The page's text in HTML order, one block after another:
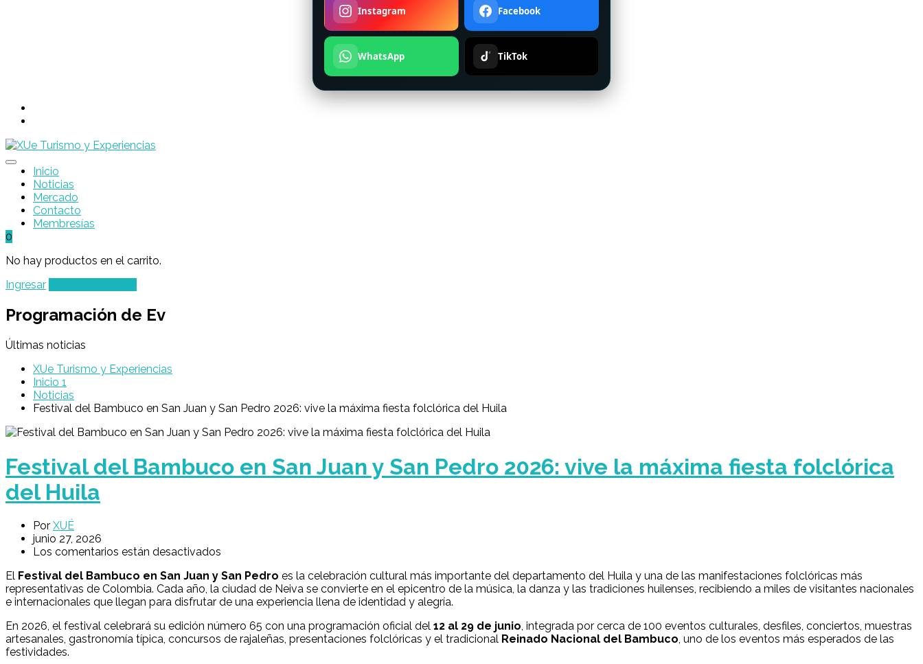
Instagram Facebook
WhatsApp TikTok
Inicio
Noticias
Mercado
Contacto
Membresías
0
No hay productos en el carrito.
Ingresar
Programación de Ev
Últimas noticias
XUe Turismo y Experiencias
Inicio 1
Noticias
Festival del Bambuco en San Juan y San Pedro 2026: vive la máxima fiesta folclórica del Huila
Festival del Bambuco en San Juan y San Pedro 2026: vive la máxima fiesta folclórica
del Huila
Por XUÉ
junio 27, 2026
Los comentarios están desactivados
El Festival del Bambuco en San Juan y San Pedro es la celebración cultural más importante del departamento del Huila y una de las manifestaciones folclóricas más
representativas de Colombia. Cada año, la ciudad de Neiva se convierte en el epicentro de la música, la danza y las tradiciones huilenses, recibiendo a miles de visitantes nacionales
e internacionales que llegan para disfrutar de una experiencia llena de identidad y alegría.
En 2026, el festival celebrará su edición número 65 con una programación oficial del 12 al 29 de junio, integrada por cerca de 100 eventos culturales, desfiles, conciertos, muestras
artesanales, gastronomía típica, concursos de rajaleñas, presentaciones folclóricas y el tradicional Reinado Nacional del Bambuco, uno de los eventos más esperados de las
festividades.